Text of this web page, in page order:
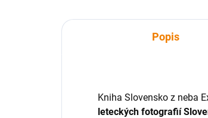
Popis
Kniha Slovensko z neba
leteckých fotografií